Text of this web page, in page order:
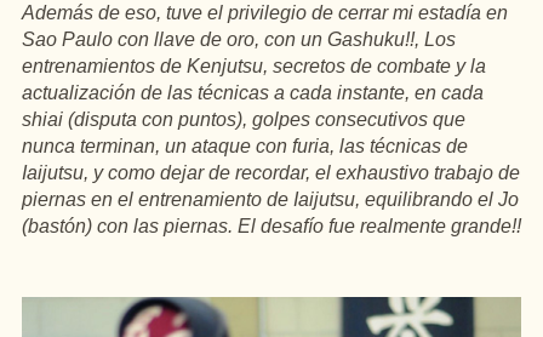
Además de eso, tuve el privilegio de cerrar mi estadía en
Sao Paulo con llave de oro, con un Gashuku!!, Los
entrenamientos de Kenjutsu, secretos de combate y la
actualización de las técnicas a cada instante, en cada
shiai (disputa con puntos), golpes consecutivos que
nunca terminan, un ataque con furia, las técnicas de
Iaijutsu, y como dejar de recordar, el exhaustivo trabajo de
piernas en el entrenamiento de Iaijutsu, equilibrando el Jo
(bastón) con las piernas. El desafío fue realmente grande!!